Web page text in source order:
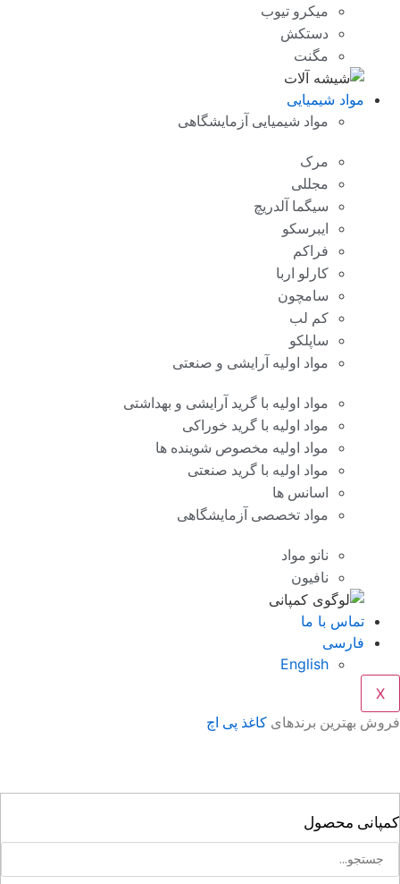
میکرو تیوب
دستکش
مگنت
مواد شیمیایی
مواد شیمیایی آزمایشگاهی
مرک
مجللی
سیگما آلدریچ
ایبرسکو
فراکم
کارلو اربا
سامچون
کم لب
ساپلکو
مواد اولیه آرایشی و صنعتی
مواد اولیه با گرید آرایشی و بهداشتی
مواد اولیه با گرید خوراکی
مواد اولیه مخصوص شوینده ها
مواد اولیه با گرید صنعتی
اسانس ها
مواد تخصصی آزمایشگاهی
نانو مواد
نافیون
تماس با ما
فارسی
English
بهترین برندهایکاغذ پی اچ
محصول